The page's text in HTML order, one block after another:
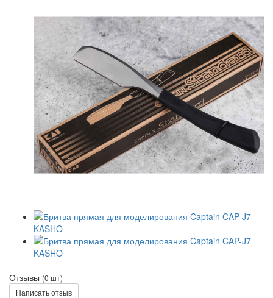
Отзывы (0 шт)
Написать отзыв